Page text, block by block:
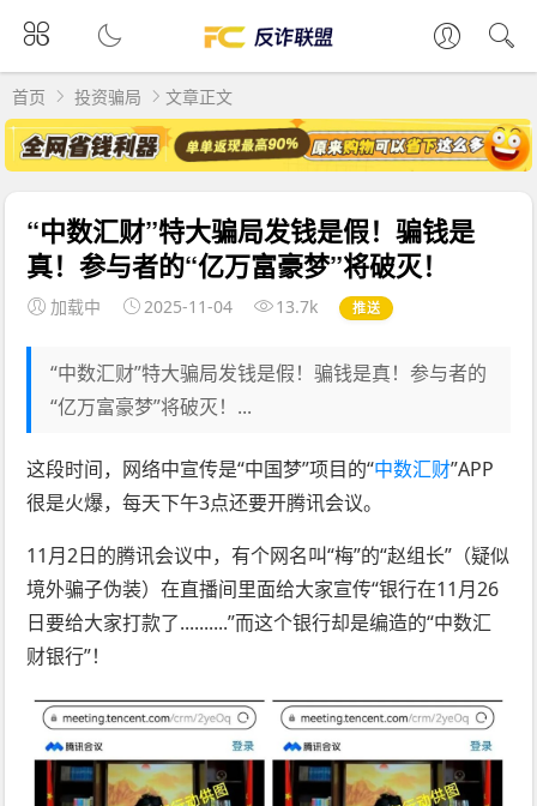
首页 投资骗局 文章正文
“中数汇财”特大骗局发钱是假！骗钱是
真！参与者的“亿万富豪梦”将破灭！
加载中 2025-11-04 13.7k 推送
“中数汇财”特大骗局发钱是假！骗钱是真！参与者的
“亿万富豪梦”将破灭！...
这段时间，网络中宣传是“中国梦”项目的“中数汇财”APP
很是火爆，每天下午3点还要开腾讯会议。
11月2日的腾讯会议中，有个网名叫“梅”的“赵组长”（疑似
境外骗子伪装）在直播间里面给大家宣传“银行在11月26
日要给大家打款了..........”而这个银行却是编造的“中数汇
财银行”！